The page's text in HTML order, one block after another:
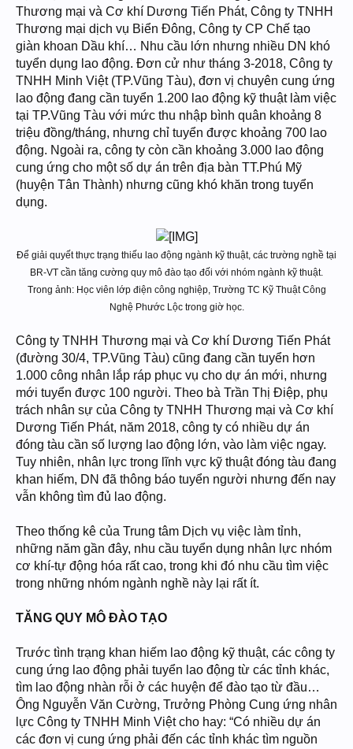
Thương mại và Cơ khí Dương Tiến Phát, Công ty TNHH
Thương mại dịch vụ Biển Đông, Công ty CP Chế tạo
giàn khoan Dầu khí… Nhu cầu lớn nhưng nhiều DN khó
tuyển dụng lao động. Đơn cử như tháng 3-2018, Công ty
TNHH Minh Việt (TP.Vũng Tàu), đơn vị chuyên cung ứng
lao động đang cần tuyển 1.200 lao động kỹ thuật làm việc
tại TP.Vũng Tàu với mức thu nhập bình quân khoảng 8
triệu đồng/tháng, nhưng chỉ tuyển được khoảng 700 lao
động. Ngoài ra, công ty còn cần khoảng 3.000 lao động
cung ứng cho một số dự án trên địa bàn TT.Phú Mỹ
(huyện Tân Thành) nhưng cũng khó khăn trong tuyển
dụng.
Để giải quyết thực trạng thiếu lao động ngành kỹ thuật, các trường nghề tại
BR-VT cần tăng cường quy mô đào tạo đối với nhóm ngành kỹ thuật.
Trong ảnh: Học viên lớp điện công nghiệp, Trường TC Kỹ Thuật Công
Nghệ Phước Lộc trong giờ học.
Công ty TNHH Thương mại và Cơ khí Dương Tiến Phát
(đường 30/4, TP.Vũng Tàu) cũng đang cần tuyển hơn
1.000 công nhân lắp ráp phục vụ cho dự án mới, nhưng
mới tuyển được 100 người. Theo bà Trần Thị Điệp, phụ
trách nhân sự của Công ty TNHH Thương mại và Cơ khí
Dương Tiến Phát, năm 2018, công ty có nhiều dự án
đóng tàu cần số lượng lao động lớn, vào làm việc ngay.
Tuy nhiên, nhân lực trong lĩnh vực kỹ thuật đóng tàu đang
khan hiếm, DN đã thông báo tuyển người nhưng đến nay
vẫn không tìm đủ lao động.
Theo thống kê của Trung tâm Dịch vụ việc làm tỉnh,
những năm gần đây, nhu cầu tuyển dụng nhân lực nhóm
cơ khí-tự động hóa rất cao, trong khi đó nhu cầu tìm việc
trong những nhóm ngành nghề này lại rất ít.
TĂNG QUY MÔ ĐÀO TẠO
Trước tình trạng khan hiếm lao động kỹ thuật, các công ty
cung ứng lao động phải tuyển lao động từ các tỉnh khác,
tìm lao động nhàn rỗi ở các huyện để đào tạo từ đầu…
Ông Nguyễn Văn Cường, Trưởng Phòng Cung ứng nhân
lực Công ty TNHH Minh Việt cho hay: “Có nhiều dự án
các đơn vị cung ứng phải đến các tỉnh khác tìm nguồn